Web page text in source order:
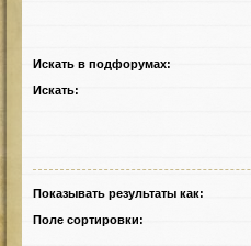
Искать в подфорумах:
Искать:
Показывать результаты как:
Поле сортировки: